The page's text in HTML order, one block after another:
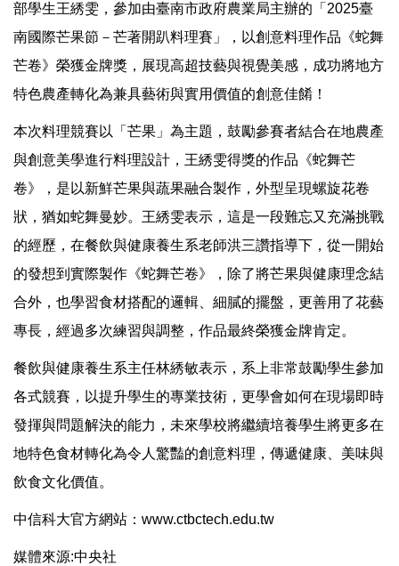
部學生王綉雯，參加由臺南市政府農業局主辦的「2025臺
南國際芒果節－芒著開趴料理賽」，以創意料理作品《蛇舞
芒卷》榮獲金牌獎，展現高超技藝與視覺美感，成功將地方
特色農產轉化為兼具藝術與實用價值的創意佳餚！
本次料理競賽以「芒果」為主題，鼓勵參賽者結合在地農產
與創意美學進行料理設計，王綉雯得獎的作品《蛇舞芒
卷》，是以新鮮芒果與蔬果融合製作，外型呈現螺旋花卷
狀，猶如蛇舞曼妙。王綉雯表示，這是一段難忘又充滿挑戰
的經歷，在餐飲與健康養生系老師洪三讚指導下，從一開始
的發想到實際製作《蛇舞芒卷》，除了將芒果與健康理念結
合外，也學習食材搭配的邏輯、細膩的擺盤，更善用了花藝
專長，經過多次練習與調整，作品最終榮獲金牌肯定。
餐飲與健康養生系主任林綉敏表示，系上非常鼓勵學生參加
各式競賽，以提升學生的專業技術，更學會如何在現場即時
發揮與問題解決的能力，未來學校將繼續培養學生將更多在
地特色食材轉化為令人驚豔的創意料理，傳遞健康、美味與
飲食文化價值。
中信科大官方網站：www.ctbctech.edu.tw
媒體來源:中央社